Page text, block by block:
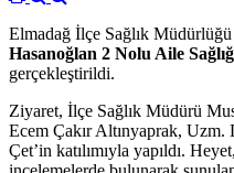
Elmadağ İlçe Sağlık Müdürlüğü
Hasanoğlan 2 Nolu Aile
gerçekleştirildi.
Ziyaret, İlçe Sağlık Müdürü
Ecem Çakır Altınyaprak,
Çet’in katılımıyla yapıldı. Heyet,